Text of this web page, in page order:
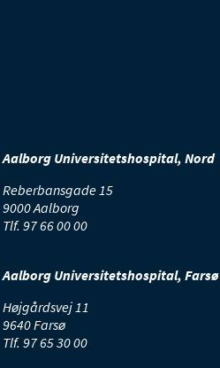
Aalborg Universitetshospital, Nord
Reberbansgade 15
9000 Aalborg
Tlf. 97 66 00 00
Aalborg Universitetshospital, Farsø
Højgårdsvej 11
9640 Farsø
Tlf. 97 65 30 00